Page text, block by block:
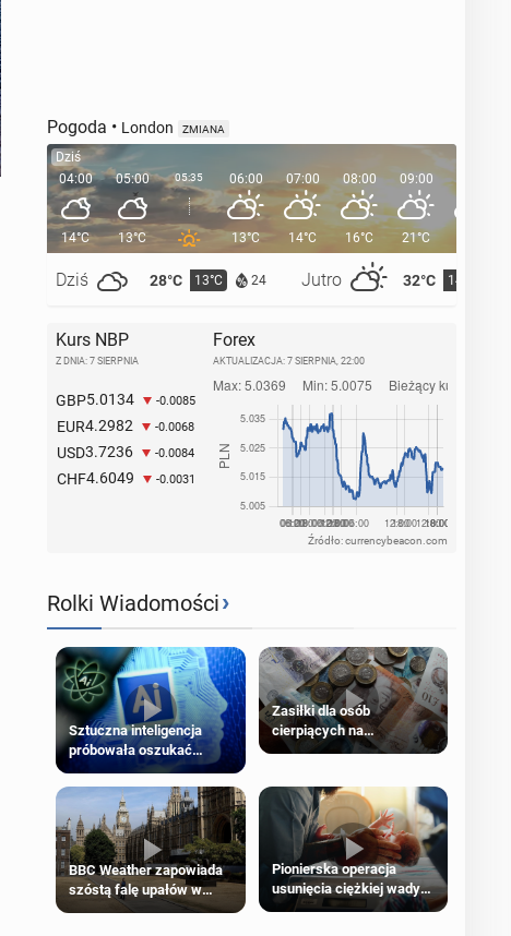
Pogoda • London ZMIANA
Dziś
04:00
14°C
Dziś 28°C 13°C 24 Jutro 32°C 14°C
05:00
13°C
05:35 06:00
13°C
07:00
14°C
08:00
16°C
09:00
21°C
10:00
Kurs NBP
Z DNIA: 7 SIERPNIA
GBP5.0134 -0.0085
EUR4.2982 -0.0068
USD3.7236 -0.0084
CHF4.6049 -0.0031
Forex
AKTUALIZACJA: 7 SIERPNIA, 22:00
Źródło: currencybeacon.com
Rolki Wiadomości›
Sztuczna inteligencja
próbowała oszukać
człowieka
Zasiłki dla osób
cierpiących na
schorzenia psychiczne
BBC Weather zapowiada
szóstą falę upałów w
Londynie
Pionierska operacja
usunięcia ciężkiej wady
wrodzonej płodu w łonie